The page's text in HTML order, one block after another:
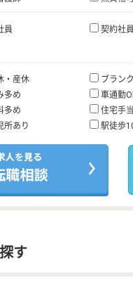
員 契約社員
・産休 ブラン
多め
車通勤
多め
住宅手
所あり
駅徒歩
す